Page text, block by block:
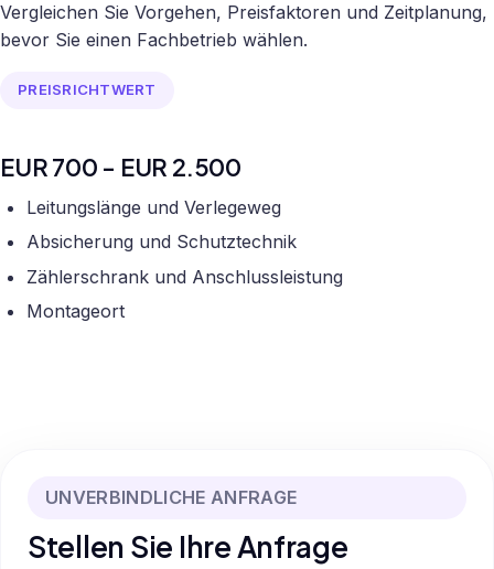
Vergleichen Sie Vorgehen, Preisfaktoren und Zeitplanung,
bevor Sie einen Fachbetrieb wählen.
PREISRICHTWERT
EUR 700 - EUR 2.500
Leitungslänge und Verlegeweg
Absicherung und Schutztechnik
Zählerschrank und Anschlussleistung
Montageort
UNVERBINDLICHE ANFRAGE
Stellen Sie Ihre Anfrage